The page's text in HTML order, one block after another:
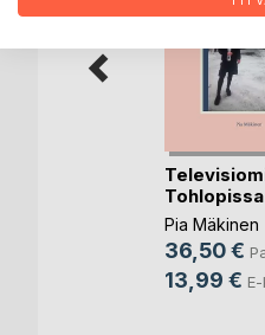
Tohlopissa
Pia Mäkinen
36,50 €
13,99 €